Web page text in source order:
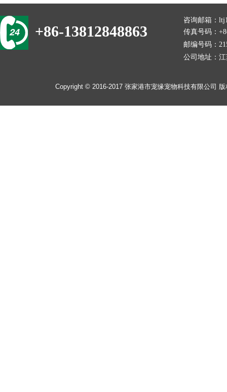
咨询邮箱：
传真号码：
邮编号码：
公司地址：
​​Copyright © 2016-2017张家港市宠缘宠物科技有限公司
+86-13812848863